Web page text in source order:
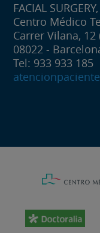
FACIAL
Centro Médico
Carrer Vilana, 12
08022 -
Tel: 933 933 185